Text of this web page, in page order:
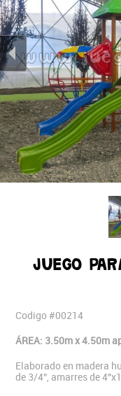
JUEGO
Codigo #00214
ÁREA: 3.50m x 4.50m
Elaborado en madera
de 3/4”, amarres de